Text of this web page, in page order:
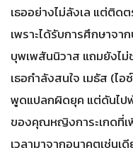
เธออย่างไม่ลังเล แต่ติด
เพราะได้รับการศึกษาจา
บุพเพสันนิวาส แถมยังไ
เธอกำลังสนใจ เมธัส (ไ
พูดแปลกผิดยุค แต่ดันไป
ของคุณหญิงการะเกดที่เ
เวลามาจากอนาคตเช่น